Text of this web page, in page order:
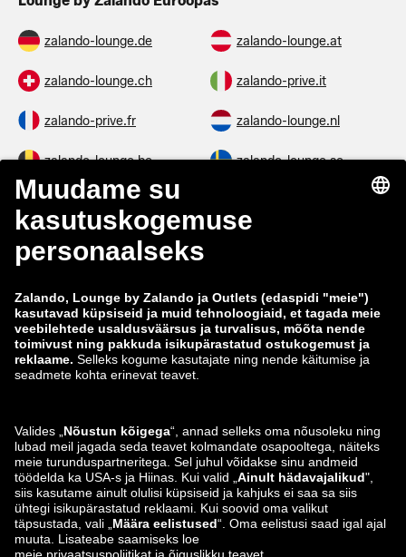
zalando-lounge.de zalando-lounge.at
zalando-lounge.ch zalando-prive.it
zalando-prive.fr zalando-lounge.nl
zalando-lounge.be zalando-lounge.se
zalando-lounge.fi
zalando-lounge.co.uk
zalando-lounge.lt zalando-lounge.sk
zalando-lounge.ro zalando-lounge.hr
zalando-lounge.lu zalando-lounge.ee
zalando-lounge.lv zalando-lounge.no